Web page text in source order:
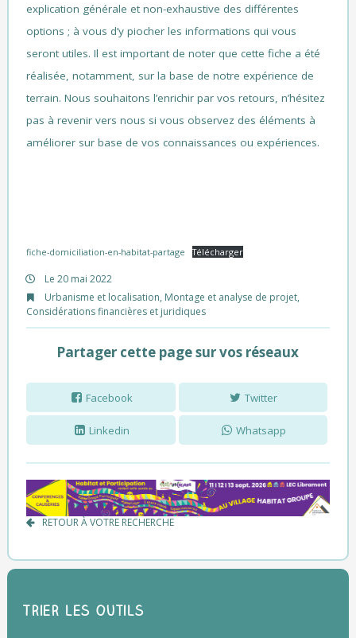
explication générale et non-exhaustive des différentes
options ; à vous d’y piocher les informations qui vous
seront utiles. Il est important de noter que cette fiche a été
réalisée, notamment, sur la base de notre expérience de
terrain. Nous souhaitons l’enrichir par vos retours, n’hésitez
pas à revenir vers nous si vous observez des éléments à
améliorer sur base de vos connaissances ou expériences.
fiche-domiciliation-en-habitat-partage Télécharger
Le 20 mai 2022
Urbanisme et localisation, Montage et analyse de projet,
Considérations financières et juridiques
Partager cette page sur vos réseaux
Facebook Twitter
Linkedin Whatsapp
RETOUR À VOTRE RECHERCHE
Trier les outils